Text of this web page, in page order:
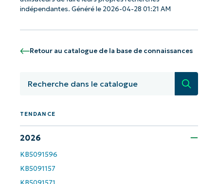
indépendantes. Généré le 2026-04-28 01:21 AM
Retour au catalogue de la base de connaissances
TENDANCE
2026
KB5091596
KB5091157